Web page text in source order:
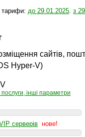
тарифи: до 29.01.2025 з
сайтів,
Hyper-V)
інші параметри
серверів нове!